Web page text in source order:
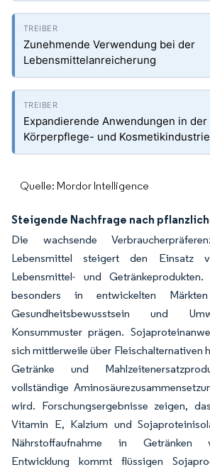
Zunehmende Verwendung bei der
Lebensmittelanreicherung
Expandierende Anwendungen in der
Körperpflege- und Kosmetikindustrie
Quelle: Mordor Intelligence
Steigende Nachfrage nach
Die wachsende
Lebensmittel steigert den Einsatz
Lebensmittel- und
besonders in entwickelten
Gesundheitsbewusstsein und
Konsummuster prägen.
sich mittlerweile über Fleischalternativen
Getränke und
vollständige
wird. Forschungsergebnisse zeigen,
Vitamin E, Kalzium und
Nährstoffaufnahme in Getränken
Entwicklung kommt flüssigen